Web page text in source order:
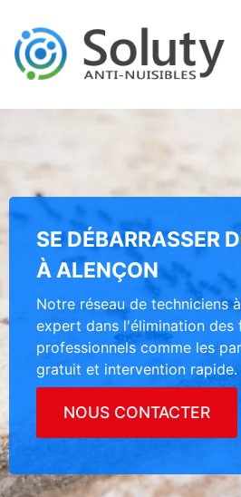
SE DÉBARRASSER
À ALENÇON
Notre réseau de techniciens
expert dans l'élimination des
professionnels comme les
gratuit et intervention rapide.
NOUS CONTACTER